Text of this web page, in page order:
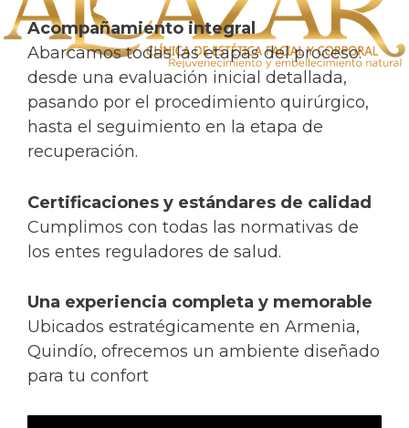
Acompañamiento integral
Abarcamos todas las etapas del proceso:
desde una evaluación inicial detallada,
pasando por el procedimiento quirúrgico,
hasta el seguimiento en la etapa de
recuperación.
Certificaciones y estándares de calidad
Cumplimos con todas las normativas de
los entes reguladores de salud.
Una experiencia completa y memorable
Ubicados estratégicamente en Armenia,
Quindío, ofrecemos un ambiente diseñado
para tu confort